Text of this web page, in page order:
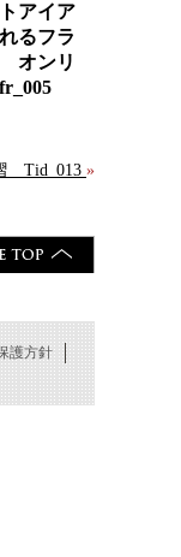
アイア
るフラ
オンリ
Tid_013 »
護方針